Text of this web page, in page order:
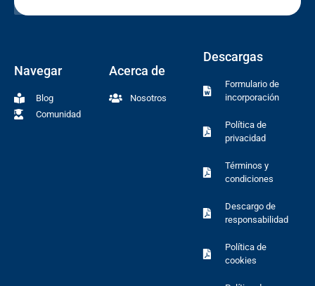
Navegar
Blog
Comunidad
Acerca de
Nosotros
Descargas
Formulario de
incorporación
Política de
privacidad
Términos y
condiciones
Descargo de
responsabilidad
Política de
cookies